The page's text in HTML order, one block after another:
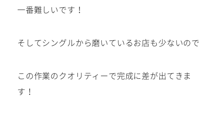
一番難しいです！
そしてシングルから磨いているお店も少ないので
この作業のクオリティーで完成に差が出てきま
す！